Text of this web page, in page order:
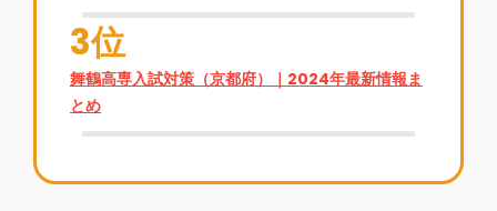
3位
舞鶴高専入試対策（京都府）｜2024年最新情報ま
とめ